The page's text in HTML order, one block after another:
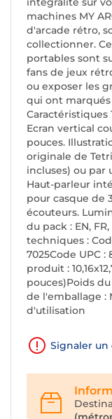
machines MY
d'arcade rétro,
collectionner.
portables sont
fans de jeux
ou exposer les
qui ont
Caractéristiques
Ecran vertical
pouces.
originale de
incluses) ou par
Haut-parleur
pour casque de
écouteurs.
du pack : EN,
techniques :
7025Code UPC
produit :
pouces)Poids
de l'emballage :
d'utilisation
Signaler